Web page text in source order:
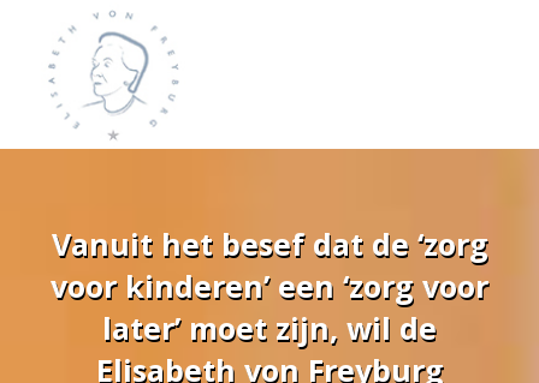
Vanuit het besef dat de ‘zorg
voor kinderen’ een ‘zorg voor
later’ moet zijn, wil de
Elisabeth von Freyburg